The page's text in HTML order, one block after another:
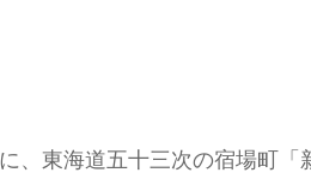
、東海道五十三次の宿場町「